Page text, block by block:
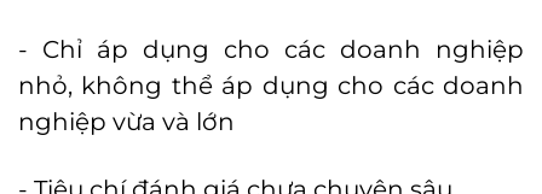
- Chỉ áp dụng cho các doanh nghiệp
nhỏ, không thể áp dụng cho các doanh
nghiệp vừa và lớn